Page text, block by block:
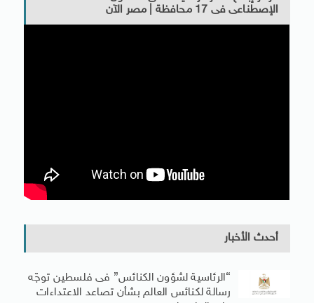
الإصطناعى فى 17 محافظة | مصر الآن
أحدث الأخبار
“الرئاسية لشؤون الكنائس” فى فلسطين توجّه
رسالة لكنائس العالم بشأن تصاعد الاعتداءات